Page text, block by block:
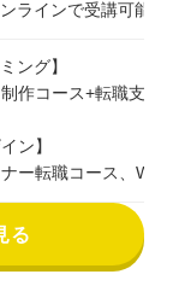
ラインで受講可能
ング】
作コース+転職支援
ン】
ー転職コース、
る